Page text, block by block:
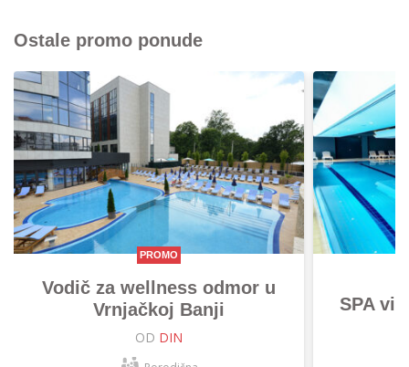
Ostale promo ponude
PROMO
Vodič za wellness odmor u
Vrnjačkoj Banji
OD DIN
SPA